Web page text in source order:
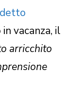
vacanza, il
arricchito